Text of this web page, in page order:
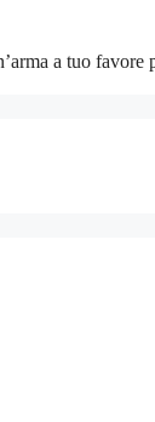
a tuo